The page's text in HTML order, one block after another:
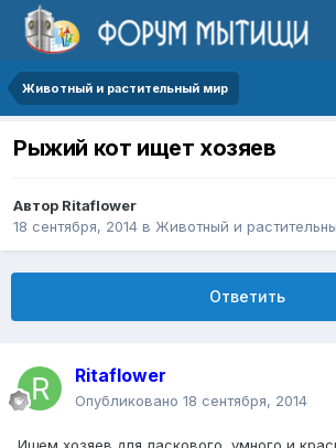
Животный и растительный мир
Рыжий кот ищет хозяев
Автор Ritaflower
18 сентября, 2014 в Животный и
Ответить
Ritaflower
Опубликовано 18 сентября, 2014